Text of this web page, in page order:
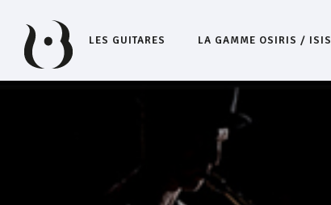
LES GUITARES LA GAMME OSIRIS / ISIS